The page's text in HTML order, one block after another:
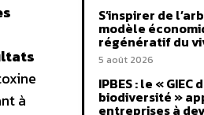
à
S’inspirer de
modèle
régénératif du
5 août 2026
IPBES : le « GIEC
biodiversité »
entreprises à